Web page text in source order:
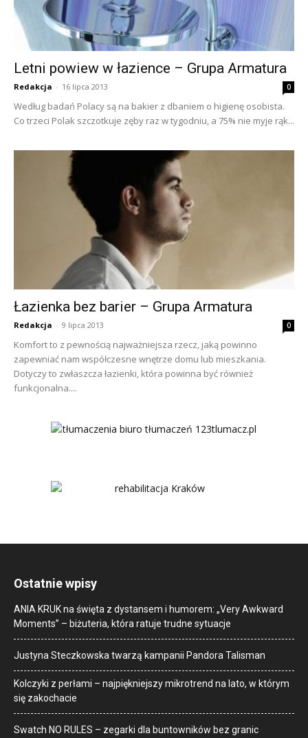
Letni powiew w łazience – Grupa Armatura
Redakcja - 16 lipca 2013 0
Według badań Polacy są na bakier z dbaniem o higienę osobista.
Co trzeci Polak szczotkuje zęby raz w tygodniu, a 75% nie myje rąk...
Łazienka bez barier – Grupa Armatura
Redakcja - 9 lipca 2013 0
Komfort to z pewnością najważniejsza rzecz, jaką powinno
zapewniać nam współczesne wnętrze domu lub mieszkania.
Dotyczy to zwłaszcza łazienki, która powinna być również
funkcjonalna....
Ostatnie wpisy
ANIA KRUK na święta z dystansem i humorem: „Very Awkward
Moments” – biżuteria, która ratuje trudne sytuacje
Justyna Steczkowska twarzą kampanii Pandora Talisman
Kolczyki z perłami – najpiękniejszy mikrotrend na lato, w którym
się zakochacie
Swatch NO RULES – zegarki dla buntowników bez granic